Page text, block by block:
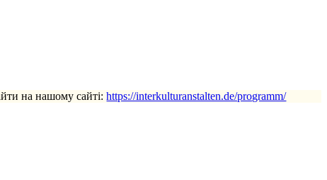
на нашому сайті:https://interkulturanstalten.de/programm/